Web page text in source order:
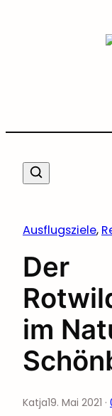
Ausflugsziele,
Der
im
Katja19. Mai 2021 ·